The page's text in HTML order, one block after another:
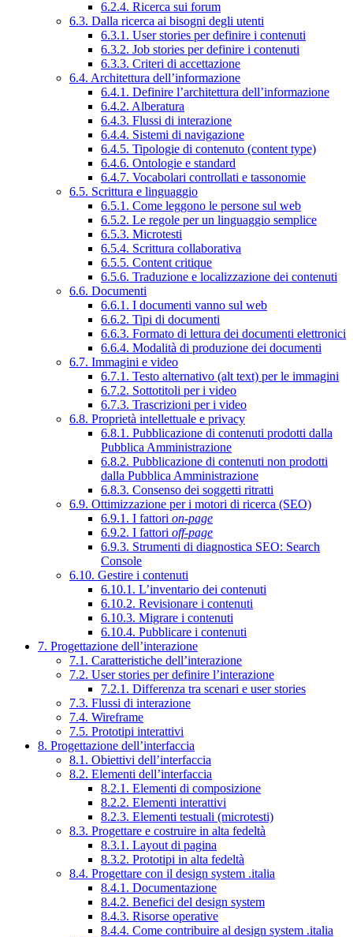
6.2.4. Ricerca sui forum
6.3. Dalla ricerca ai bisogni degli utenti
6.3.1. User stories per definire i contenuti
6.3.2. Job stories per definire i contenuti
6.3.3. Criteri di accettazione
6.4. Architettura dell’informazione
6.4.1. Definire l’architettura dell’informazione
6.4.2. Alberatura
6.4.3. Flussi di interazione
6.4.4. Sistemi di navigazione
6.4.5. Tipologie di contenuto (content type)
6.4.6. Ontologie e standard
6.4.7. Vocabolari controllati e tassonomie
6.5. Scrittura e linguaggio
6.5.1. Come leggono le persone sul web
6.5.2. Le regole per un linguaggio semplice
6.5.3. Microtesti
6.5.4. Scrittura collaborativa
6.5.5. Content critique
6.5.6. Traduzione e localizzazione dei contenuti
6.6. Documenti
6.6.1. I documenti vanno sul web
6.6.2. Tipi di documenti
6.6.3. Formato di lettura dei documenti elettronici
6.6.4. Modalità di produzione dei documenti
6.7. Immagini e video
6.7.1. Testo alternativo (alt text) per le immagini
6.7.2. Sottotitoli per i video
6.7.3. Trascrizioni per i video
6.8. Proprietà intellettuale e privacy
6.8.1. Pubblicazione di contenuti prodotti dalla
Pubblica Amministrazione
6.8.2. Pubblicazione di contenuti non prodotti
dalla Pubblica Amministrazione
6.8.3. Consenso dei soggetti ritratti
6.9. Ottimizzazione per i motori di ricerca (SEO)
6.9.1. I fattori on-page
6.9.2. I fattori off-page
6.9.3. Strumenti di diagnostica SEO: Search
Console
6.10. Gestire i contenuti
6.10.1. L’inventario dei contenuti
6.10.2. Revisionare i contenuti
6.10.3. Migrare i contenuti
6.10.4. Pubblicare i contenuti
7. Progettazione dell’interazione
7.1. Caratteristiche dell’interazione
7.2. User stories per definire l’interazione
7.2.1. Differenza tra scenari e user stories
7.3. Flussi di interazione
7.4. Wireframe
7.5. Prototipi interattivi
8. Progettazione dell’interfaccia
8.1. Obiettivi dell’interfaccia
8.2. Elementi dell’interfaccia
8.2.1. Elementi di composizione
8.2.2. Elementi interattivi
8.2.3. Elementi testuali (microtesti)
8.3. Progettare e costruire in alta fedeltà
8.3.1. Layout di pagina
8.3.2. Prototipi in alta fedeltà
8.4. Progettare con il design system .italia
8.4.1. Documentazione
8.4.2. Benefici del design system
8.4.3. Risorse operative
8.4.4. Come contribuire al design system .italia